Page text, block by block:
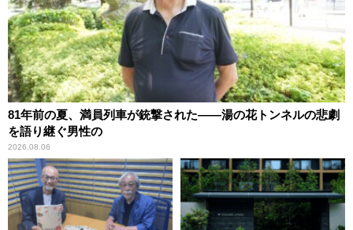
81年前の夏、満員列車が銃撃された――湯の花トンネルの悲劇
を語り継ぐ男性の
2026.08.06